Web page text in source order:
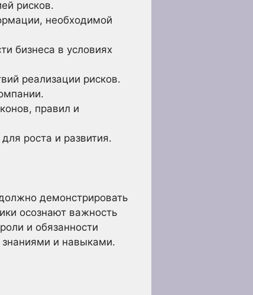
рисков.
необходимой
бизнеса в условиях
реализации рисков.
правил и
роста и развития.
демонстрировать
осознают важность
и обязанности
и навыками.